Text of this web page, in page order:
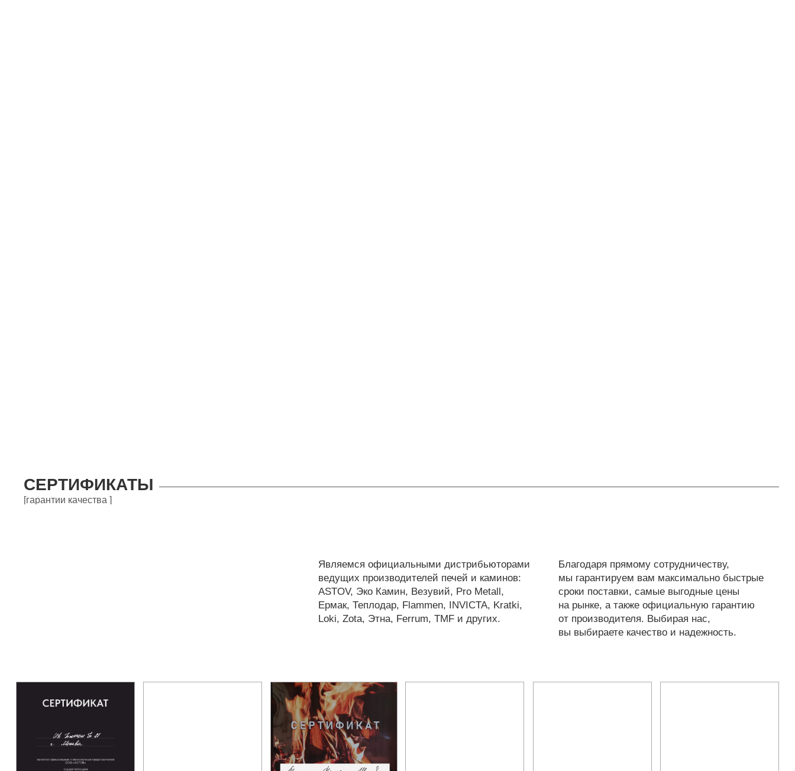
СЕРТИФИКАТЫ
[гарантии качества ]
Являемся официальными дистрибьюторами
ведущих производителей печей и каминов:
ASTOV, Эко Камин, Везувий, Pro Metall,
Ермак, Теплодар, Flammen, INVICTA, Kratki,
Loki, Zota, Этна, Ferrum, TMF и других.
Благодаря прямому сотрудничеству,
мы гарантируем вам максимально быстрые
сроки поставки, самые выгодные цены
на рынке, а также официальную гарантию
от производителя. Выбирая нас,
вы выбираете качество и надежность.